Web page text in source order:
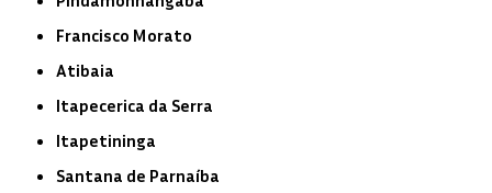
Francisco Morato
Atibaia
Itapecerica da Serra
Itapetininga
Santana de Parnaíba